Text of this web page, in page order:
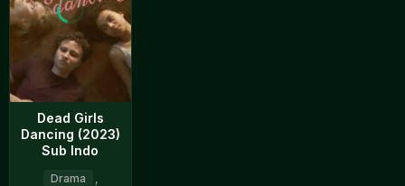
Dead Girls
Dancing (2023)
Sub Indo
Drama